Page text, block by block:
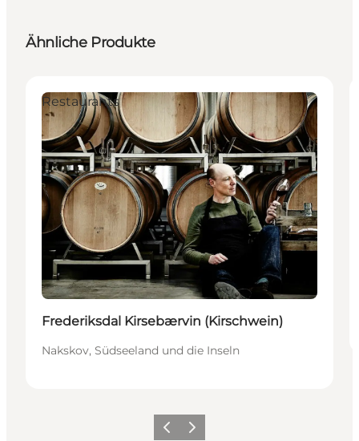
Ähnliche Produkte
Restaurants
Frederiksdal Kirsebærvin (Kirschwein)
Nakskov, Südseeland und die Inseln
ZurückWeiter